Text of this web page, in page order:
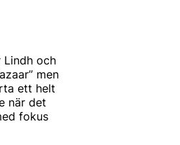
Lindh och
men
ett helt
när det
fokus